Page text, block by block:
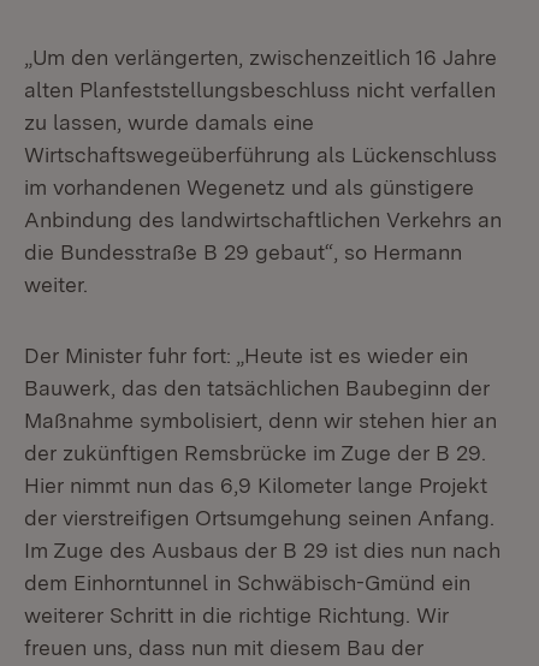
„Um den verlängerten, zwischenzeitlich 16 Jahre
alten Planfeststellungsbeschluss nicht verfallen
zu lassen, wurde damals eine
Wirtschaftswegeüberführung als Lückenschluss
im vorhandenen Wegenetz und als günstigere
Anbindung des landwirtschaftlichen Verkehrs an
die Bundesstraße B 29 gebaut“, so Hermann
weiter.
Der Minister fuhr fort: „Heute ist es wieder ein
Bauwerk, das den tatsächlichen Baubeginn der
Maßnahme symbolisiert, denn wir stehen hier an
der zukünftigen Remsbrücke im Zuge der B 29.
Hier nimmt nun das 6,9 Kilometer lange Projekt
der vierstreifigen Ortsumgehung seinen Anfang.
Im Zuge des Ausbaus der B 29 ist dies nun nach
dem Einhorntunnel in Schwäbisch-Gmünd ein
weiterer Schritt in die richtige Richtung. Wir
freuen uns, dass nun mit diesem Bau der